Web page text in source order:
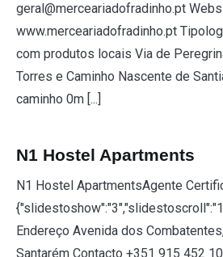
geral@merceariadofradinho.pt
www.merceariadofradinho.pt
com produtos locais Via de
Torres e Caminho Nascente de
caminho 0m [...]
N1 Hostel Apartments
N1 Hostel ApartmentsAgente
Endereço Avenida dos
Santarém Contacto +351 915 452